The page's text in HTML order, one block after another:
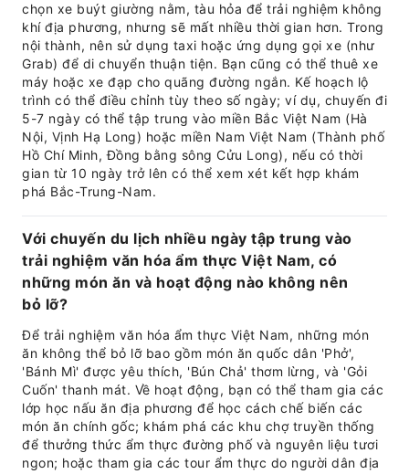
chọn xe buýt giường nằm, tàu hỏa để trải nghiệm không
khí địa phương, nhưng sẽ mất nhiều thời gian hơn. Trong
nội thành, nên sử dụng taxi hoặc ứng dụng gọi xe (như
Grab) để di chuyển thuận tiện. Bạn cũng có thể thuê xe
máy hoặc xe đạp cho quãng đường ngắn. Kế hoạch lộ
trình có thể điều chỉnh tùy theo số ngày; ví dụ, chuyến đi
5-7 ngày có thể tập trung vào miền Bắc Việt Nam (Hà
Nội, Vịnh Hạ Long) hoặc miền Nam Việt Nam (Thành phố
Hồ Chí Minh, Đồng bằng sông Cửu Long), nếu có thời
gian từ 10 ngày trở lên có thể xem xét kết hợp khám
phá Bắc-Trung-Nam.
Với chuyến du lịch nhiều ngày tập trung vào
trải nghiệm văn hóa ẩm thực Việt Nam, có
những món ăn và hoạt động nào không nên
bỏ lỡ?
Để trải nghiệm văn hóa ẩm thực Việt Nam, những món
ăn không thể bỏ lỡ bao gồm món ăn quốc dân 'Phở',
'Bánh Mì' được yêu thích, 'Bún Chả' thơm lừng, và 'Gỏi
Cuốn' thanh mát. Về hoạt động, bạn có thể tham gia các
lớp học nấu ăn địa phương để học cách chế biến các
món ăn chính gốc; khám phá các khu chợ truyền thống
để thưởng thức ẩm thực đường phố và nguyên liệu tươi
ngon; hoặc tham gia các tour ẩm thực do người dân địa